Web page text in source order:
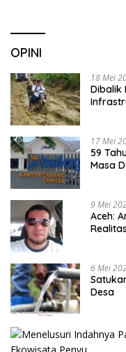
OPINI
18 Mei
Dibalik
17 Mei
59
Masa
9 Mei
Aceh:
6 Mei
Desa